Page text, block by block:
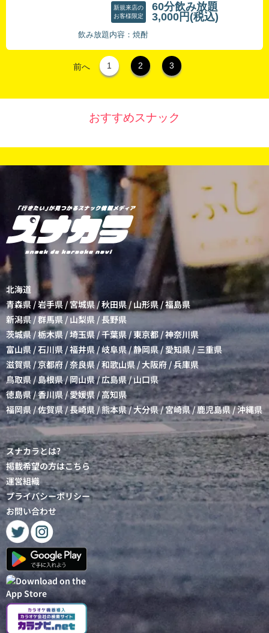
新規来店の
お客様限定
60分飲み放題
3,000円 (税込)
飲み放題内容：焼酎
前へ 1 2 3
おすすめスナック
北海道
青森県/岩手県/宮城県/秋田県 / 山形県/福島県
新潟県/群馬県 / 山梨県 /長野県
茨城県 /栃木県/埼玉県/千葉県/東京都 /神奈川県
富山県 /石川県 /福井県/岐阜県/静岡県/愛知県/三重県
滋賀県/京都府/奈良県 /和歌山県/大阪府 /兵庫県
鳥取県 / 島根県/岡山県/広島県/山口県
徳島県/香川県/愛媛県 /高知県
福岡県 /佐賀県 /長崎県/熊本県/大分県/宮崎県/鹿児島県/沖縄県
スナカラとは?
掲載希望の方はこちら
運営組織
プライバシーポリシー
お問い合わせ